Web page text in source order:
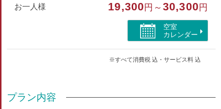
お一人様 19,300 円～30,300 円
空室
カレンダー
※すべて消費税 込・サービス料 込
プラン内容